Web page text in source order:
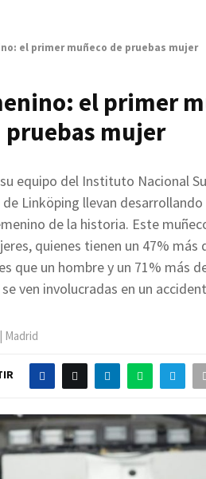
el primer muñeco de pruebas mujer
el primer
pruebas mujer
equipo del Instituto Nacional
Linköping llevan
de la historia. Este
quienes tienen un 47% más
que un hombre y un 71% más
ven involucradas en un
| Madrid